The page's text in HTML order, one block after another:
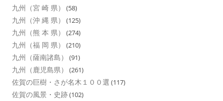
九州（宮 崎 県） (58)
九州（沖 縄 県） (125)
九州（熊 本 県） (274)
九州（福 岡 県） (210)
九州（薩南諸島） (91)
九州（鹿児島県） (261)
佐賀の巨樹・さが名木１００選 (117)
佐賀の風景・史跡(102)